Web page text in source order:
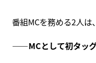
番組MCを務める2人は
――MCとして初タッ